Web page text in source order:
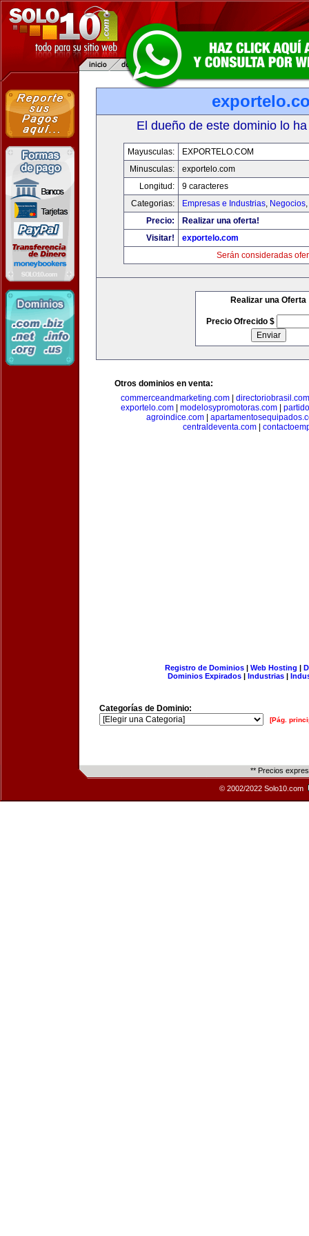
El dueño de este dominio lo
Mayusculas:
EXPORTELO.COM
Minusculas:
exportelo.com
Longitud:
9 caracteres
Categorias:
Empresas e Industrias, Negocios,
Precio:
Realizar una oferta!
Visitar!
exportelo.com
Serán consideradas
Realizar una Oferta
Precio Ofrecido $
Otros dominios en venta:
commerceandmarketing.com| directoriobrasil.com
exportelo.com
modelosypromotoras.com
agroindice.com
centraldeventa.com
Registro de Dominios| Web Hosting |
Dominios Expirados | Industrias |
Categorías de Dominio:
[Pág.
** Precios
© 2002/2022 Solo10.com